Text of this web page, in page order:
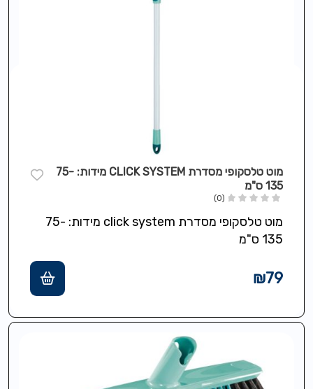
מוט טלסקופי מסדרת CLICK SYSTEM מידות: 75-
135 ס"מ
(0)
מוט טלסקופי מסדרת click system מידות: 75-
135 ס"מ
₪79